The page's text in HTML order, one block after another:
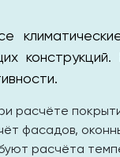
расчёте
фасадов,
расчёта